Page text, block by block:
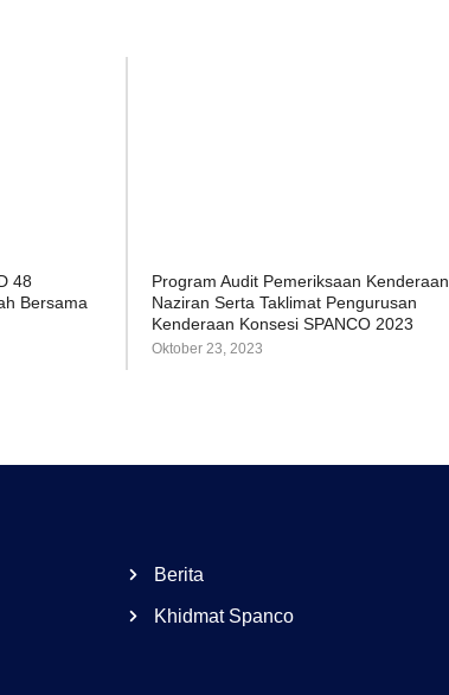
48
Bersama
Program Audit Pemeriksaan Kenderaan,
Naziran Serta Taklimat Pengurusan
Kenderaan Konsesi SPANCO 2023
Oktober 23, 2023
Berita
Khidmat Spanco